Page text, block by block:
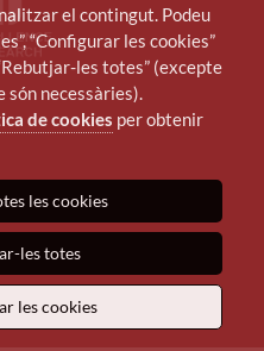
el contingut. Podeu
“Configurar les cookies”
les totes” (excepte
són necessàries).
de cookies per obtenir
les cookies
les totes
les cookies